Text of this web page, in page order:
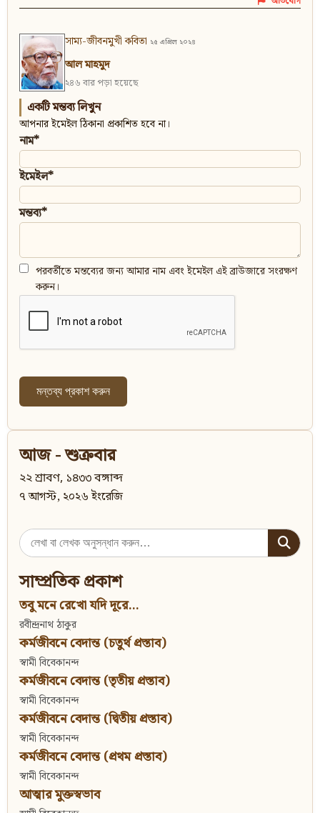
সাম্য-জীবনমুখী কবিতা ২৫ এপ্রিল ২০২৪
আল মাহমুদ
২৪৬ বার পড়া হয়েছে
একটি মন্তব্য লিখুন
আপনার ইমেইল ঠিকানা প্রকাশিত হবে না।
নাম*
ইমেইল*
মন্তব্য*
পরবর্তীতে মন্তব্যের জন্য আমার নাম এবং ইমেইল এই ব্রাউজারে সংরক্ষণ
করুন।
আজ - শুক্রবার
২২ শ্রাবণ, ১৪৩৩ বঙ্গাব্দ
৭ আগস্ট, ২০২৬ ইংরেজি
Search
for:
সাম্প্রতিক প্রকাশ
তবু মনে রেখো যদি দূরে...
রবীন্দ্রনাথ ঠাকুর
কর্মজীবনে বেদান্ত (চতুর্থ প্রস্তাব)
স্বামী বিবেকানন্দ
কর্মজীবনে বেদান্ত (তৃতীয় প্রস্তাব)
স্বামী বিবেকানন্দ
কর্মজীবনে বেদান্ত (দ্বিতীয় প্রস্তাব)
স্বামী বিবেকানন্দ
কর্মজীবনে বেদান্ত (প্রথম প্রস্তাব)
স্বামী বিবেকানন্দ
আত্মার মুক্তস্বভাব